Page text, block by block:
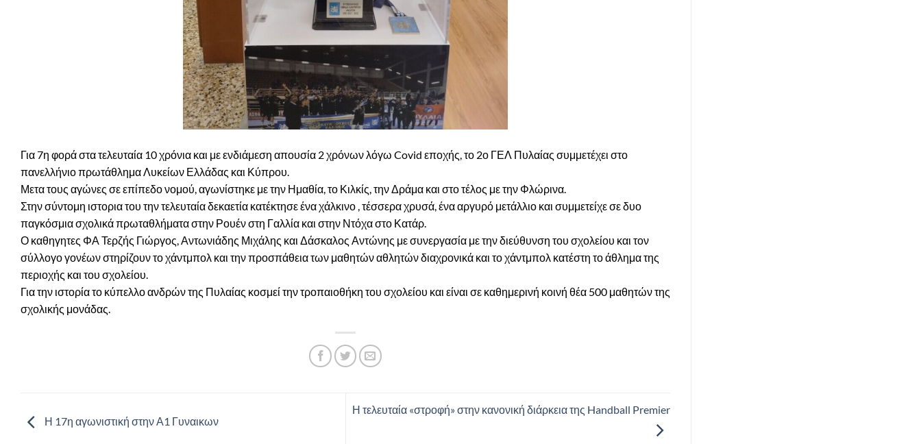
Για 7η φορά στα τελευταία 10 χρόνια και με ενδιάμεση απουσία 2 χρόνων λόγω Covid εποχής, το 2ο ΓΕΛ Πυλαίας συμμετέχει στο
πανελλήνιο πρωτάθλημα Λυκείων Ελλάδας και Κύπρου.
Μετα τους αγώνες σε επίπεδο νομού, αγωνίστηκε με την Ημαθία, το Κιλκίς, την Δράμα και στο τέλος με την Φλώρινα.
Στην σύντομη ιστορια του την τελευταία δεκαετία κατέκτησε ένα χάλκινο , τέσσερα χρυσά, ένα αργυρό μετάλλιο και συμμετείχε σε δυο
παγκόσμια σχολικά πρωταθλήματα στην Ρουέν στη Γαλλία και στην Ντόχα στο Κατάρ.
Ο καθηγητες ΦΑ Τερζής Γιώργος, Αντωνιάδης Μιχάλης και Δάσκαλος Αντώνης με συνεργασία με την διεύθυνση του σχολείου και τον
σύλλογο γονέων στηρίζουν το χάντμπολ και την προσπάθεια των μαθητών αθλητών διαχρονικά και το χάντμπολ κατέστη το άθλημα της
περιοχής και του σχολείου.
Για την ιστορία το κύπελλο ανδρών της Πυλαίας κοσμεί την τροπαιοθήκη του σχολείου και είναι σε καθημερινή κοινή θέα 500 μαθητών της
σχολικής μονάδας.
Η 17η αγωνιστική στην Α1 Γυναικων
Η τελευταία «στροφή» στην κανονική διάρκεια της Handball Premier